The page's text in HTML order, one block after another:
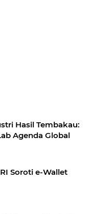
Hasil Tembakau:
Agenda Global
Soroti e-Wallet